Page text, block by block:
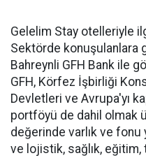
Gelelim Stay otelleriyle
Sektörde konuşulanlara
Bahreynli GFH Bank ile
GFH, Körfez İşbirliği
Devletleri ve Avrupa'yı
portföyü de dahil olmak
değerinde varlık ve
ve lojistik, sağlık, eğitim,